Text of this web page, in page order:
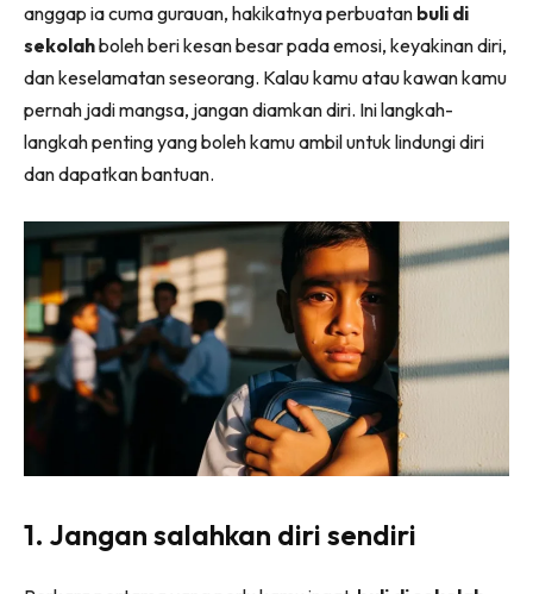
anggap ia cuma gurauan, hakikatnya perbuatan buli di
sekolahboleh beri kesan besar pada emosi, keyakinan diri,
dan keselamatan seseorang. Kalau kamu atau kawan kamu
pernah jadi mangsa, jangan diamkan diri. Ini langkah-
langkah penting yang boleh kamu ambil untuk lindungi diri
dan dapatkan bantuan.
1. Jangan salahkan diri sendiri